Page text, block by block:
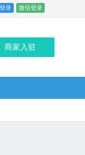
录 微信登录
商家入驻